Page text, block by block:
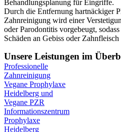
Behandlungsplanung für Eingriffe.
Durch die Entfernung hartnäckiger
Zahnreinigung wird einer
oder Parodontitis vorgebeugt,
Schäden an Gebiss oder Zahnfleisch
Unsere Leistungen im
Professionelle
Zahnreinigung
Vegane Prophylaxe
Heidelberg und
Vegane PZR
Informationszentrum
Prophylaxe
Heidelberg